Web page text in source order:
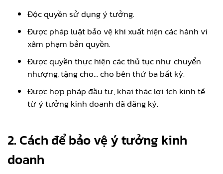
Độc quyền sử dụng ý tưởng.
Được pháp luật bảo vệ khi xuất hiện các hành vi
xâm phạm bản quyền.
Được quyền thực hiện các thủ tục như chuyển
nhượng, tặng cho… cho bên thứ ba bất kỳ.
Được hợp pháp đầu tư, khai thác lợi ích kinh tế
từ ý tưởng kinh doanh đã đăng ký.
2. Cách để bảo vệ ý tưởng kinh
doanh